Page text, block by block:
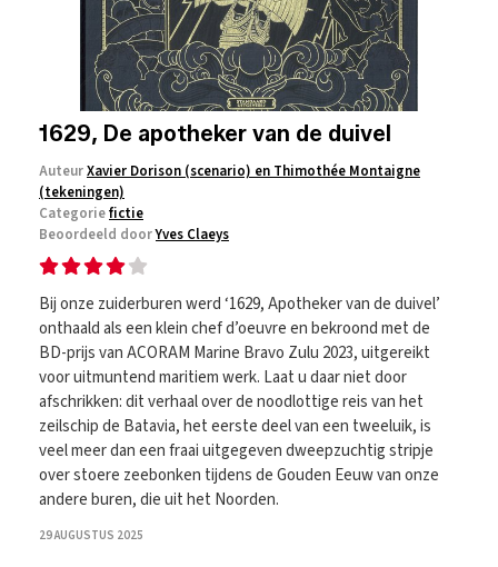
1629, De apotheker van de duivel
AuteurXavier Dorison (scenario) en Thimothée Montaigne
(tekeningen)
Categoriefictie
Beoordeeld doorYves Claeys
Bij onze zuiderburen werd ‘1629, Apotheker van de duivel’
onthaald als een klein chef d’oeuvre en bekroond met de
BD-prijs van ACORAM Marine Bravo Zulu 2023, uitgereikt
voor uitmuntend maritiem werk. Laat u daar niet door
afschrikken: dit verhaal over de noodlottige reis van het
zeilschip de Batavia, het eerste deel van een tweeluik, is
veel meer dan een fraai uitgegeven dweepzuchtig stripje
over stoere zeebonken tijdens de Gouden Eeuw van onze
andere buren, die uit het Noorden.
29 AUGUSTUS 2025